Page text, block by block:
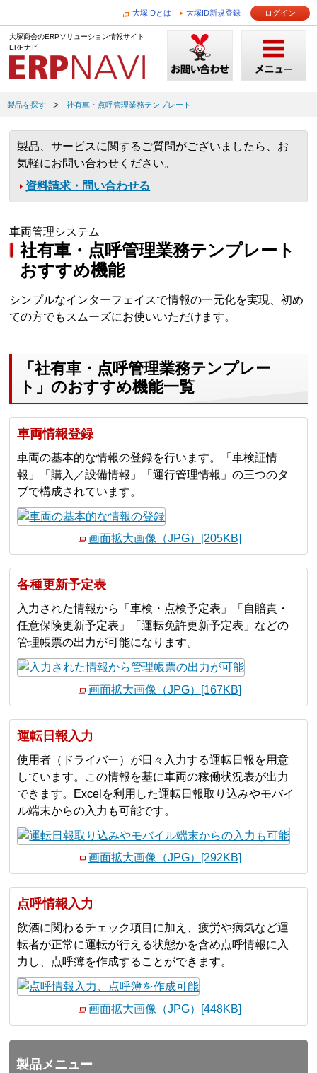
大塚IDとは 大塚ID新規登録 ログイン
大塚商会のERPソリューション情報サイト
ERPナビ
製品を探す 社有車・点呼管理業務テンプレート
製品、サービスに関するご質問がございましたら、お
気軽にお問い合わせください。
資料請求・問い合わせる
車両管理システム
社有車・点呼管理業務テンプレート
おすすめ機能
シンプルなインターフェイスで情報の一元化を実現、初め
ての方でもスムーズにお使いいただけます。
「社有車・点呼管理業務テンプレー
ト」のおすすめ機能一覧
車両情報登録
車両の基本的な情報の登録を行います。「車検証情
報」「購入／設備情報」「運行管理情報」の三つのタ
ブで構成されています。
画面拡大画像（JPG）[205KB]
各種更新予定表
入力された情報から「車検・点検予定表」「自賠責・
任意保険更新予定表」「運転免許更新予定表」などの
管理帳票の出力が可能になります。
画面拡大画像（JPG）[167KB]
運転日報入力
使用者（ドライバー）が日々入力する運転日報を用意
しています。この情報を基に車両の稼働状況表が出力
できます。Excelを利用した運転日報取り込みやモバイ
ル端末からの入力も可能です。
画面拡大画像（JPG）[292KB]
点呼情報入力
飲酒に関わるチェック項目に加え、疲労や病気など運
転者が正常に運転が行える状態かを含め点呼情報に入
力し、点呼簿を作成することができます。
画面拡大画像（JPG）[448KB]
製品メニュー